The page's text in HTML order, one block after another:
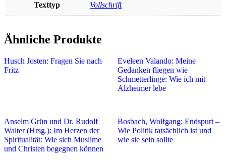
Texttyp Vollschrift
Ähnliche Produkte
Husch Josten: Fragen Sie nach
Fritz
Eveleen Valando: Meine
Gedanken fliegen wie
Schmetterlinge: Wie ich mit
Alzheimer lebe
Anselm Grün und Dr. Rudolf
Walter (Hrsg.): Im Herzen der
Spiritualität: Wie sich Muslime
und Christen begegnen können
Bosbach, Wolfgang: Endspurt –
Wie Politik tatsächlich ist und
wie sie sein sollte